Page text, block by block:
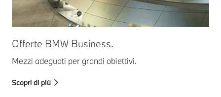
Offerte BMW Business.
Mezzi adeguati per grandi obiettivi.
Scopri di più